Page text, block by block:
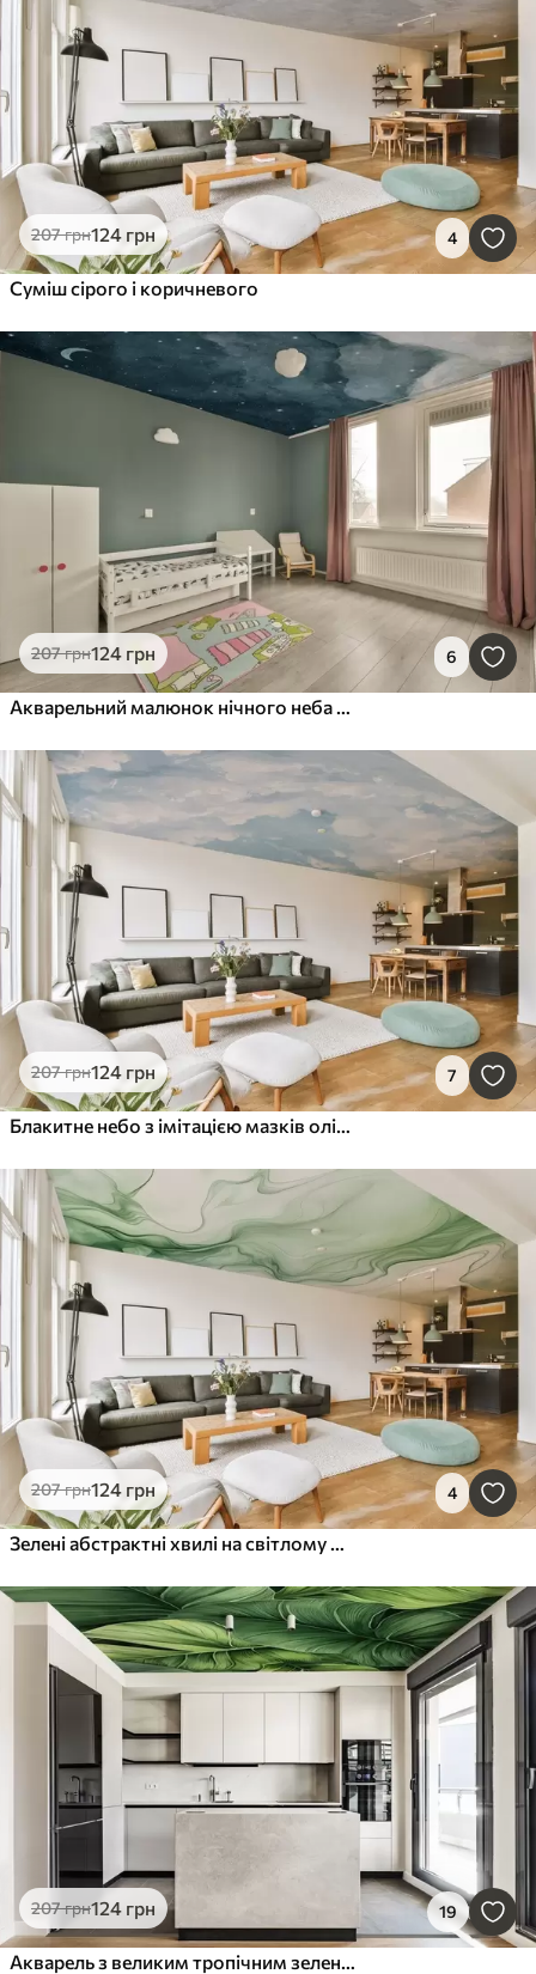
207грн124 грн 4
Суміш сірого і коричневого
207грн124 грн 6
Акварельний малюнок нічного неба з півмісяцем і сяючими зірками в блакитних тонах
207грн124 грн 7
207грн124 грн 4
Зелені абстрактні хвилі на світлому фоні
207грн124 грн 19
Акварель з великим тропічним зеленим листям